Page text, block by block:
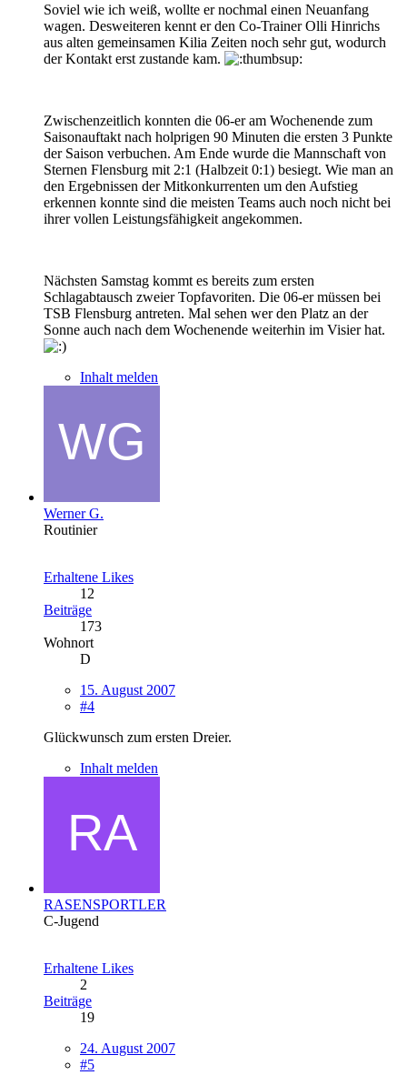
Soviel wie ich weiß, wollte er nochmal einen Neuanfang
wagen. Desweiteren kennt er den Co-Trainer Olli Hinrichs
aus alten gemeinsamen Kilia Zeiten noch sehr gut, wodurch
der Kontakt erst zustande kam.
Zwischenzeitlich konnten die 06-er am Wochenende zum
Saisonauftakt nach holprigen 90 Minuten die ersten 3 Punkte
der Saison verbuchen. Am Ende wurde die Mannschaft von
Sternen Flensburg mit 2:1 (Halbzeit 0:1) besiegt. Wie man an
den Ergebnissen der Mitkonkurrenten um den Aufstieg
erkennen konnte sind die meisten Teams auch noch nicht bei
ihrer vollen Leistungsfähigkeit angekommen.
Nächsten Samstag kommt es bereits zum ersten
Schlagabtausch zweier Topfavoriten. Die 06-er müssen bei
TSB Flensburg antreten. Mal sehen wer den Platz an der
Sonne auch nach dem Wochenende weiterhin im Visier hat.
Inhalt melden
Werner G.
Routinier
Erhaltene Likes
12
Beiträge
173
Wohnort
D
15. August 2007
#4
Glückwunsch zum ersten Dreier.
Inhalt melden
RASENSPORTLER
C-Jugend
Erhaltene Likes
2
Beiträge
19
24. August 2007
#5